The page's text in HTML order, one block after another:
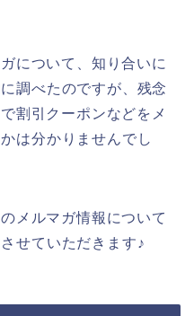
について、知り合いに
調べたのですが、残念
割引クーポンなどをメ
は分かりませんでし
メルマガ情報について
せていただきます♪